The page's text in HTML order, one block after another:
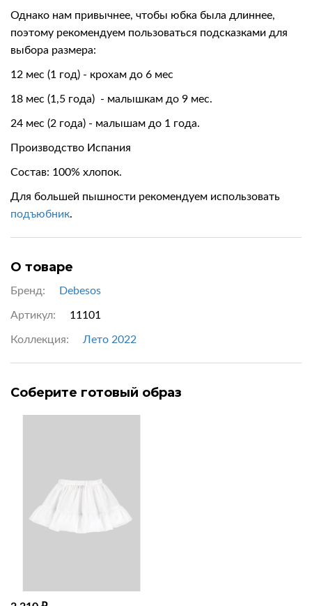
Однако нам привычнее, чтобы юбка была длиннее,
поэтому рекомендуем пользоваться подсказками для
выбора размера:
12 мес (1 год) - крохам до 6 мес
18 мес (1,5 года) - малышкам до 9 мес.
24 мес (2 года) - малышам до 1 года.
Производство Испания
Состав: 100% хлопок.
Для большей пышности рекомендуем использовать
подъюбник.
О товаре
Бренд: Debesos
Артикул: 11101
Коллекция: Лето 2022
Соберите готовый образ